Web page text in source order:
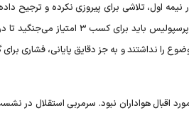
اول، تلاشی برای پیروزی نکرده و ترجیح
نساجی را با تساوی به اتمام برساند. از نظر هواداران استقلال این تیم بدون توجه به نتیجه بازی با
را نداشتند و به جز دقایق پایانی، فشاری برای
اقبال هواداران نبود. سرمربی استقلال در